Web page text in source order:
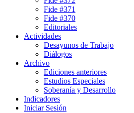
Fide #371
Fide #370
Editoriales
Actividades
Desayunos de Trabajo
Diálogos
Archivo
Ediciones anteriores
Estudios Especiales
Soberanía y Desarrollo
Indicadores
Iniciar Sesión